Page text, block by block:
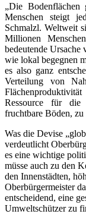
„Die
Menschen steigt
Schmalzl. Weltweit
Millionen
bedeutende
wie lokal begegnen
es also ganz
Verteilung von
Ressource für die
fruchtbare Böden,
Was die Devise
verdeutlicht
es eine wichtige
müsse auch zu den
den Innenstädten,
Oberbürgermeister
entscheidend, eine
Umweltschützer zu